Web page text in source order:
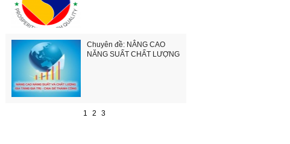
Chuyên đề: NÂNG CAO
NĂNG SUẤT CHẤT LƯỢNG
1 2 3